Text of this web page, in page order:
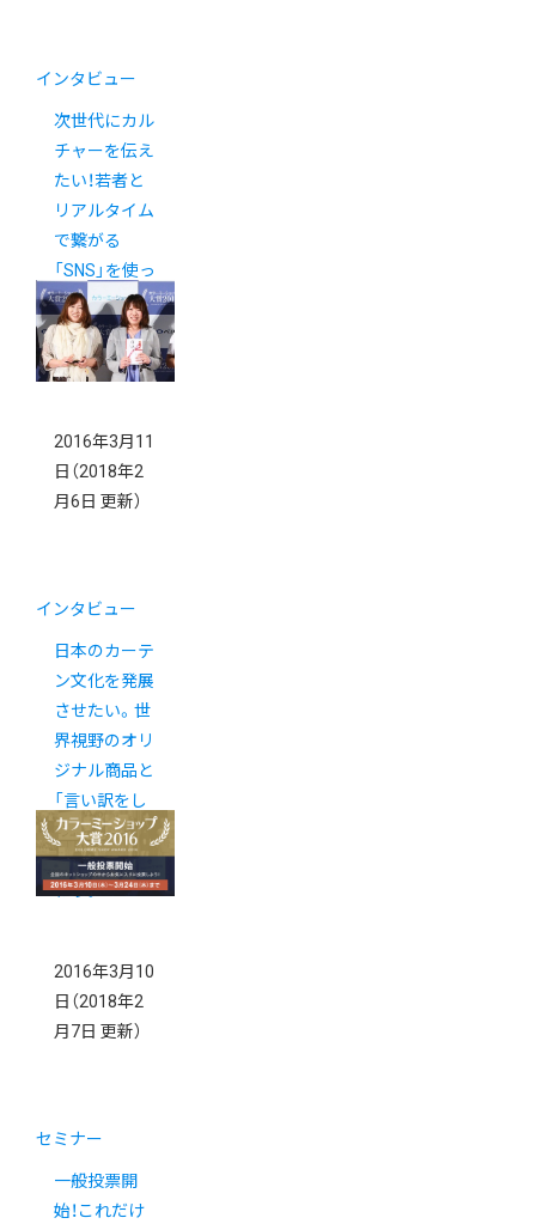
インタビュー
次世代にカル
チャーを伝え
たい！若者と
リアルタイム
で繋がる
「SNS」を使っ
たイマドキの
接客とは？
2016年3月11
日 （2018年2
月6日 更新）
インタビュー
日本のカーテ
ン文化を発展
させたい。世
界視野のオリ
ジナル商品と
「言い訳をし
ない」サイト
作りへのこだ
わり。
2016年3月10
日 （2018年2
月7日 更新）
セミナー
一般投票開
始！これだけ